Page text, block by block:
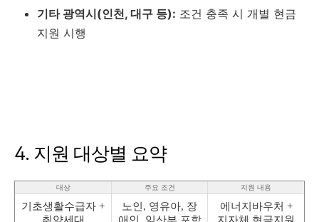
기타 광역시(인천, 대구 등): 조건 충족 시 개별 현금
지원 시행
4. 지원 대상별 요약
대상 주요 조건 지원 내용
기초생활수급자 +
취약세대
노인, 영유아, 장
애인, 임산부 포함
에너지바우처 +
지자체 현금지원